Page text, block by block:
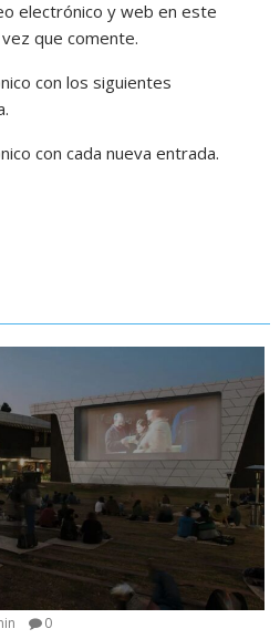
electrónico y web en este
que comente.
con los siguientes
con cada nueva entrada.
0